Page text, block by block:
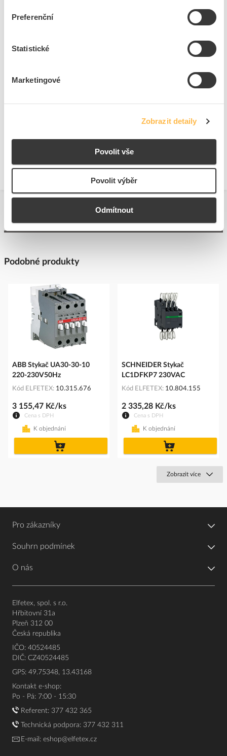
Preferenční
Statistické
Marketingové
Zobrazit detaily
Povolit vše
Povolit výběr
Odmítnout
Počet hlavních
rozp.kontaktů
Podobné produkty
ABB Stykač UA30-30-10
220-230V50Hz
Kód ELFETEX 10.315.676
Cena s DPH
3 155,47 Kč/ks
K objednání
SCHNEIDER Stykač
LC1DFKP7 230VAC
Kód ELFETEX 10.804.155
Cena s DPH
2 335,28 Kč/ks
K objednání
Zobrazit více
Pro zákazníky
Souhrn podmínek
O nás
Elfetex, spol. s r.o.
Hřbitovní 31a
Plzeň 312 00
Česká republika
IČO: 40524485
DIČ: CZ40524485
GPS: 49.75348, 13.43168
Kontakt e-shop:
Po - Pá: 7:00 - 15:30
Referent: 377 432 365
Technická podpora: 377 432 311
E-mail: eshop@elfetex.cz